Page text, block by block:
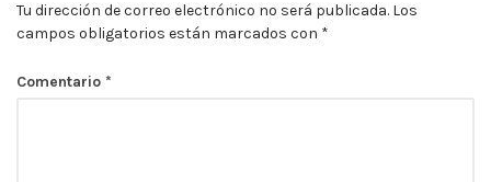
Tu dirección de correo electrónico no será publicada. Los
campos obligatorios están marcados con *
Comentario *